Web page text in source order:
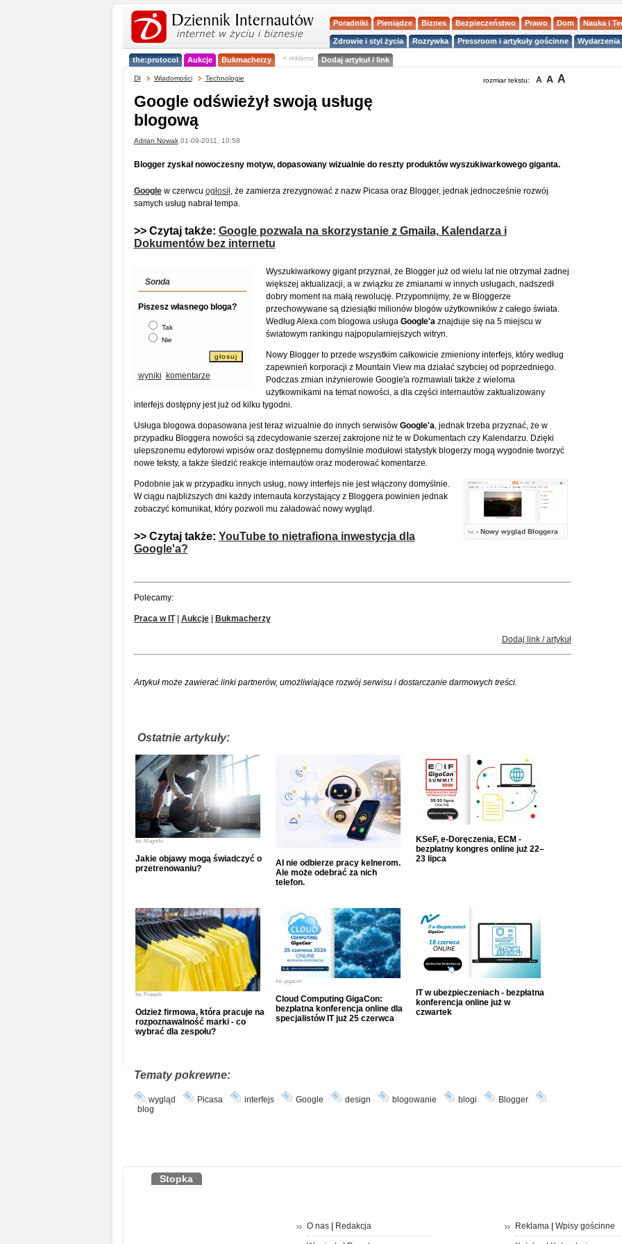
Poradniki Pieniądze Biznes Bezpieczeństwo Prawo Dom Nauka i
Zdrowie i styl życia Rozrywka Pressroom i artykuły gościnne
the:protocol Aukcje Bukmacherzy < reklama Dodaj artykuł / link
DI Wiadomości Technologie rozmiar tekstu: A A A
Google odświeżył swoją usługę
blogową
Adrian Nowak01-09-2011, 10:58
Blogger zyskał nowoczesny motyw, dopasowany wizualnie do reszty produktów wyszukiwarkowego giganta.
Googlew czerwcu ogłosił, że zamierza zrezygnować z nazw Picasa oraz Blogger, jednak jednocześnie rozwój
samych usług nabrał tempa.
>> Czytaj także: Google pozwala na skorzystanie z Gmaila, Kalendarza i
Dokumentów bez internetu
Sonda
Piszesz własnego bloga?
Tak
Nie
wyniki komentarze
Wyszukiwarkowy gigant przyznał, że Blogger już od wielu lat nie otrzymał żadnej
większej aktualizacji, a w związku ze zmianami w innych usługach, nadszedł
dobry moment na małą rewolucję. Przypomnijmy, że w Bloggerze
przechowywane są dziesiątki milionów blogów użytkowników z całego świata.
Według Alexa.com blogowa usługa Google'aznajduje się na 5 miejscu w
światowym rankingu najpopularniejszych witryn.
Nowy Blogger to przede wszystkim całkowicie zmieniony interfejs, który według
zapewnień korporacji z Mountain View ma działać szybciej od poprzedniego.
Podczas zmian inżynierowie Google'a rozmawiali także z wieloma
użytkownikami na temat nowości, a dla części internautów zaktualizowany
interfejs dostępny jest już od kilku tygodni.
Usługa blogowa dopasowana jest teraz wizualnie do innych serwisów Google'a, jednak trzeba przyznać, że w
przypadku Bloggera nowości są zdecydowanie szerzej zakrojone niż te w Dokumentach czy Kalendarzu. Dzięki
ulepszonemu edytorowi wpisów oraz dostępnemu domyślnie modułowi statystyk blogerzy mogą wygodnie tworzyć
nowe teksty, a także śledzić reakcje internautów oraz moderować komentarze.
fot. - Nowy wygląd Bloggera
Podobnie jak w przypadku innych usług, nowy interfejs nie jest włączony domyślnie.
W ciągu najbliższych dni każdy internauta korzystający z Bloggera powinien jednak
zobaczyć komunikat, który pozwoli mu załadować nowy wygląd.
>> Czytaj także: YouTube to nietrafiona inwestycja dla
Google'a?
Polecamy:
Praca w IT| Aukcje| Bukmacherzy
Dodaj link / artykuł
Artykuł może zawierać linki partnerów, umożliwiające rozwój serwisu i dostarczanie darmowych treści.
Ostatnie artykuły:
fot. Magnific
Jakie objawy mogą świadczyć o
przetrenowaniu?
AI nie odbierze pracy kelnerom.
Ale może odebrać za nich
telefon.
KSeF, e-Doręczenia, ECM -
bezpłatny kongres online już 22–
23 lipca
fot. Freepik
Odzież firmowa, która pracuje na
rozpoznawalność marki - co
wybrać dla zespołu?
fot. gigacon
Cloud Computing GigaCon:
bezpłatna konferencja online dla
specjalistów IT już 25 czerwca
IT w ubezpieczeniach - bezpłatna
konferencja online już w
czwartek
Tematy pokrewne:
wygląd Picasa interfejs Google design blogowanie blogi
Blogger
blog
Stopka
O nas| Redakcja Reklama| Wpisy gościnne